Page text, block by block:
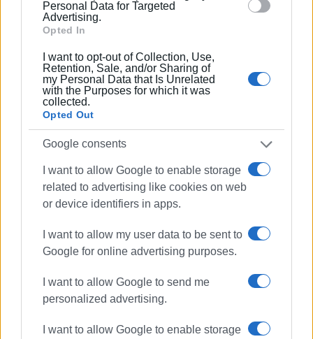
Personal Data for Targeted
Advertising.
Opted In
I want to opt-out of Collection, Use,
Retention, Sale, and/or Sharing of
my Personal Data that Is Unrelated
with the Purposes for which it was
collected.
Opted Out
Google consents
I want to allow Google to enable storage
related to advertising like cookies on web
or device identifiers in apps.
I want to allow my user data to be sent to
Google for online advertising purposes.
I want to allow Google to send me
personalized advertising.
I want to allow Google to enable storage
με το all inclusive που κυρίως χρησιμοποιούν οι μεγάλες
πολυεθνικές.
Επιπλέον ο Δήμος πρέπει να φροντίσει τη βελτίωση
των υποδομών οι οποίες είναι στην αρμοδιότητά του,
για τη βελτίωση και της ζωής των δημοτών και της
εικόνας που εισπράττουν οι επισκέπτες».
Ο Σταμάτης Πελάης υπενθύμισε επίσης το θέμα των
συνθηκών εργασίας των ξενοδοχοϋπαλλήλων, που
ορισμένες φορές αγγίζουν τα όρια της εξάντλησης, και
την δυσφήμιση που αποτελούν για την Κέρκυρα τέτοιου
Εμφανίσεις: 81
Ακολουθήστε το enimerosi στοFacebook
Συνδρομητές στο e-paper